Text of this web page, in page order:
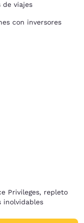
de viajes
con inversores
Privileges, repleto
inolvidables